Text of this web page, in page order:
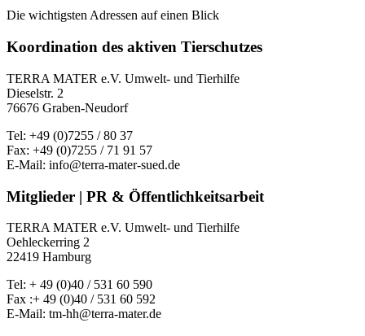
Die wichtigsten Adressen auf einen Blick
Koordination des aktiven Tierschutzes
TERRA MATER e.V. Umwelt- und Tierhilfe
Dieselstr. 2
76676 Graben-Neudorf
Tel: +49 (0)7255 / 80 37
Fax: +49 (0)7255 / 71 91 57
E-Mail: info@terra-mater-sued.de
Mitglieder | PR & Öffentlichkeitsarbeit
TERRA MATER e.V. Umwelt- und Tierhilfe
Oehleckerring 2
22419 Hamburg
Tel: + 49 (0)40 / 531 60 590
Fax :+ 49 (0)40 / 531 60 592
E-Mail: tm-hh@terra-mater.de